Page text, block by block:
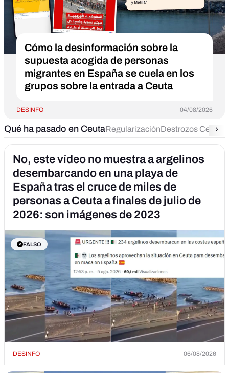
Cómo la desinformación sobre la
supuesta acogida de personas
migrantes en España se cuela en los
grupos sobre la entrada a Ceuta
DESINFO 04/08/2026
Qué ha pasado en CeutaRegularizaciónDestrozos Ceuta›
No, este vídeo no muestra a argelinos
desembarcando en una playa de
España tras el cruce de miles de
personas a Ceuta a finales de julio de
2026: son imágenes de 2023
FALSO
DESINFO 06/08/2026